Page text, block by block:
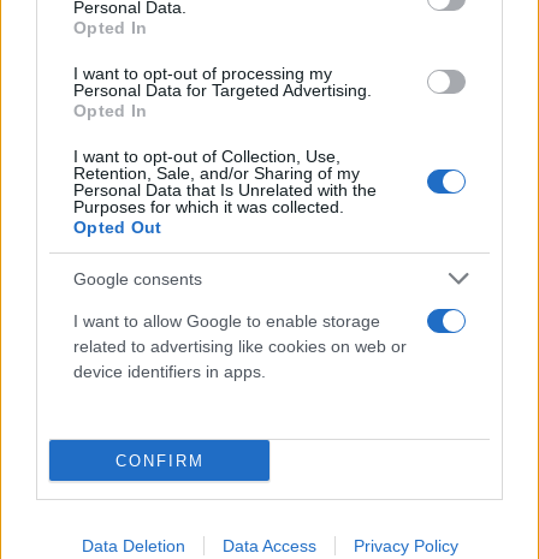
Personal Data.
Opted In
I want to opt-out of processing my
Personal Data for Targeted Advertising.
Opted In
I want to opt-out of Collection, Use,
Retention, Sale, and/or Sharing of my
Personal Data that Is Unrelated with the
Purposes for which it was collected.
Opted Out
Google consents
I want to allow Google to enable storage
related to advertising like cookies on web or
device identifiers in apps.
CONFIRM
Data Deletion Data Access Privacy Policy